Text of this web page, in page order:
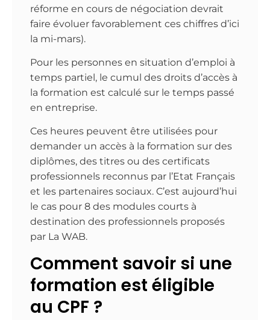
réforme en cours de négociation devrait
faire évoluer favorablement ces chiffres d’ici
la mi-mars).
Pour les personnes en situation d’emploi à
temps partiel, le cumul des droits d’accès à
la formation est calculé sur le temps passé
en entreprise.
Ces heures peuvent être utilisées pour
demander un accès à la formation sur des
diplômes, des titres ou des certificats
professionnels reconnus par l’Etat Français
et les partenaires sociaux. C’est aujourd’hui
le cas pour 8 des modules courts à
destination des professionnels proposés
par La WAB.
Comment savoir si une
formation est éligible
au CPF ?